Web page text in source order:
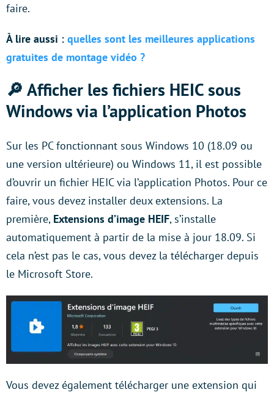
faire.
À lire aussi : quelles sont les meilleures applications
gratuites de montage vidéo ?
🔎 Afficher les fichiers HEIC sous
Windows via l’application Photos
Sur les PC fonctionnant sous Windows 10 (18.09 ou
une version ultérieure) ou Windows 11, il est possible
d’ouvrir un fichier HEIC via l’application Photos. Pour ce
faire, vous devez installer deux extensions. La
première, Extensions d’image HEIF, s’installe
automatiquement à partir de la mise à jour 18.09. Si
cela n’est pas le cas, vous devez la télécharger depuis
le Microsoft Store.
Vous devez également télécharger une extension qui